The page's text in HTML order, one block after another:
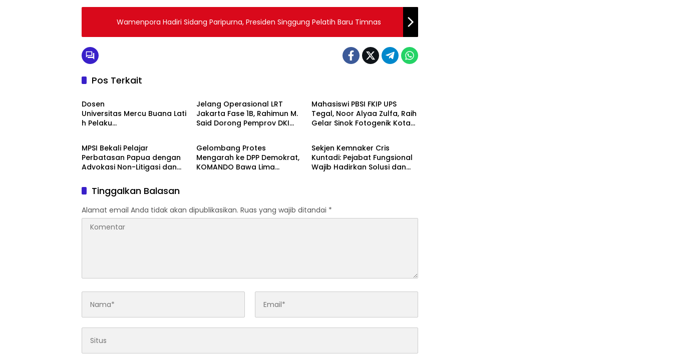
Wamenpora Hadiri Sidang Paripurna, Presiden Singgung Pelatih Baru Timnas
Pos Terkait
Berita
Dosen
Universitas Mercu Buana Lati
h Pelaku
dan Pemasaran Digital
Jelang Operasional LRT
Jakarta Fase 1B, Rahimun M.
Said Dorong Pemprov DKI
Mahasiswi PBSI FKIP UPS
Tegal, Noor Alyaa Zulfa, Raih
Gelar Sinok Fotogenik Kota
Berita
MPSI Bekali Pelajar
Perbatasan Papua dengan
Advokasi Non-Litigasi dan
Berita
Gelombang Protes
Mengarah ke DPP Demokrat,
KOMANDO Bawa Lima
Berita
Sekjen Kemnaker Cris
Kuntadi: Pejabat Fungsional
Wajib Hadirkan Solusi dan
Tinggalkan Balasan
Alamat email Anda tidak akan dipublikasikan. Ruas yang wajib ditandai *